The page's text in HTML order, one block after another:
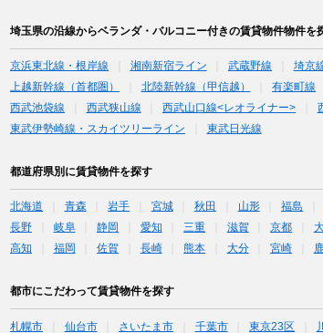
埼玉県の沿線からベランダ・バルコニー付きの賃貸物件物件を
京浜東北線・根岸線 湘南新宿ライン 武蔵野線 埼京
上越新幹線（首都圏）
北陸新幹線（甲信越） 有楽町線
西武池袋線
西武狭山線 西武山口線<レオライナー>
東武伊勢崎線・スカイツリーライン
東武日光線
都道府県別に賃貸物件を探す
北海道 青森 岩手 宮城 秋田 山形 福島
長野
岐阜 静岡 愛知 三重 滋賀 京都
高知
福岡 佐賀 長崎 熊本 大分 宮崎
都市にこだわって賃貸物件を探す
札幌市 仙台市 さいたま市 千葉市 東京23区